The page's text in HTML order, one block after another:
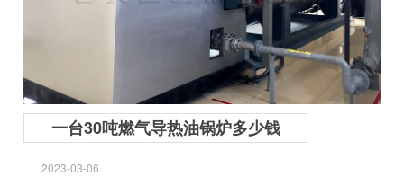
一台30吨燃气导热油锅炉多少钱
2023-03-06